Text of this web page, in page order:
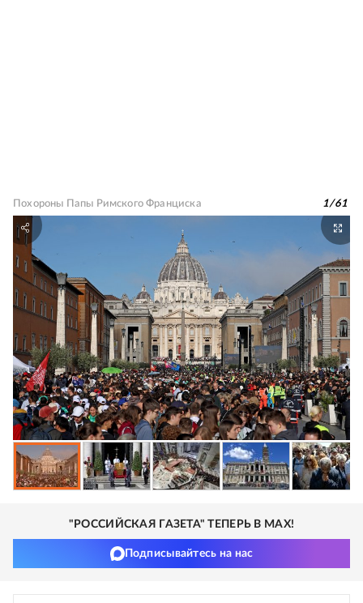
Похороны Папы Римского Франциска 1/61
"РОССИЙСКАЯ ГАЗЕТА" ТЕПЕРЬ В MAX!
Подписывайтесь на нас